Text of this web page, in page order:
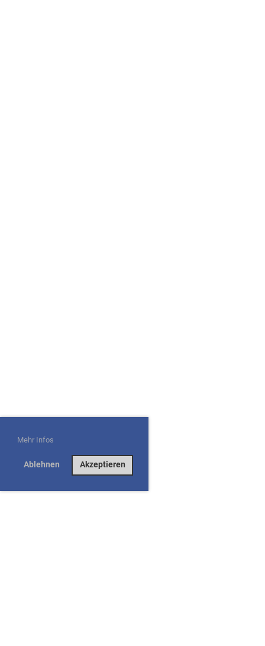
Mehr Infos
Ablehnen Akzeptieren